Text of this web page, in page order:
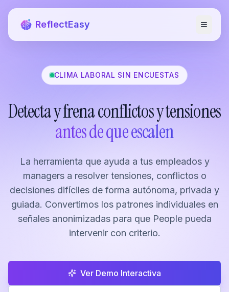
ReflectEasy
CLIMA LABORAL SIN ENCUESTAS
Detecta y frena conflictos y tensiones
antes de que escalen
La herramienta que ayuda a tus empleados y
managers a resolver tensiones, conflictos o
decisiones difíciles de forma autónoma, privada y
guiada. Convertimos los patrones individuales en
señales anonimizadas para que People pueda
intervenir con criterio.
Ver Demo Interactiva